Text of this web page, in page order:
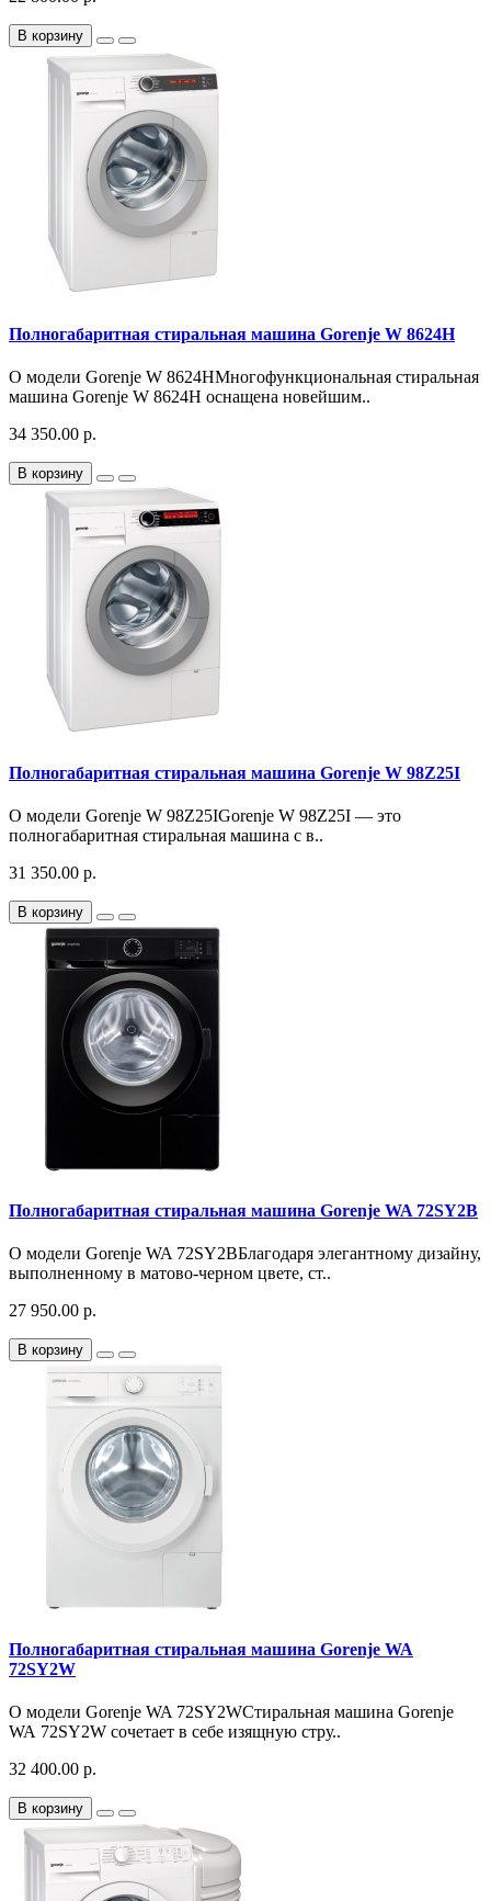
В корзину
Полногабаритная стиральная машина Gorenje W 8624H
О модели Gorenje W 8624HМногофункциональная стиральная
машина Gorenje W 8624H оснащена новейшим..
34 350.00 р.
В корзину
Полногабаритная стиральная машина Gorenje W 98Z25I
О модели Gorenje W 98Z25IGorenje W 98Z25I — это
полногабаритная стиральная машина с в..
31 350.00 р.
В корзину
Полногабаритная стиральная машина Gorenje WA 72SY2B
О модели Gorenje WA 72SY2BБлагодаря элегантному дизайну,
выполненному в матово-черном цвете, ст..
27 950.00 р.
В корзину
Полногабаритная стиральная машина Gorenje WA
72SY2W
О модели Gorenje WA 72SY2WСтиральная машина Gorenje
WA 72SY2W сочетает в себе изящную стру..
32 400.00 р.
В корзину